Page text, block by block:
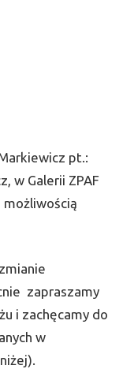
pt.:
w Galerii ZPAF
zapraszamy
i zachęcamy do
w